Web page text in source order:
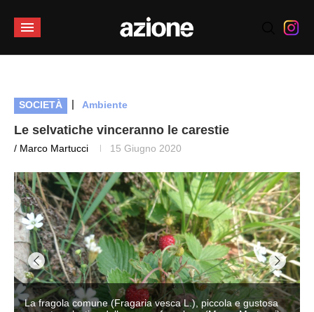
SOCIETÀ | Ambiente
Le selvatiche vinceranno le carestie
/ Marco Martucci 15 Giugno 2020
e gustosa